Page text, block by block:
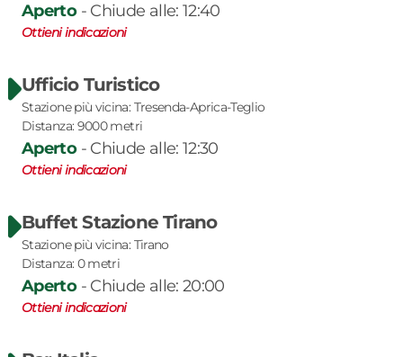
Aperto- Chiude alle: 12:40
Ottieni indicazioni
Ufficio Turistico
Stazione più vicina: Tresenda-Aprica-Teglio
Distanza: 9000 metri
Aperto- Chiude alle: 12:30
Ottieni indicazioni
Buffet Stazione Tirano
Stazione più vicina: Tirano
Distanza: 0 metri
Aperto- Chiude alle: 20:00
Ottieni indicazioni